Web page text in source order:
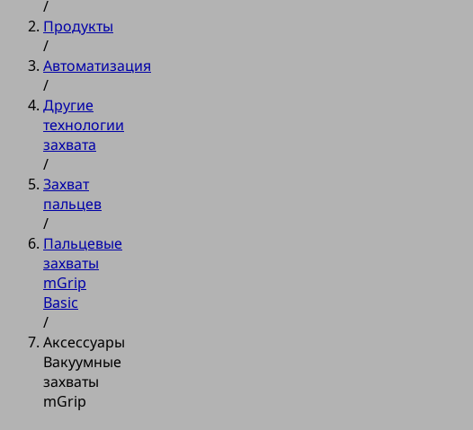
/
Продукты
/
Автоматизация
/
Другие
технологии
захвата
/
Захват
пальцев
/
Пальцевые
захваты
mGrip
Basic
/
Аксессуары
Вакуумные
захваты
mGrip